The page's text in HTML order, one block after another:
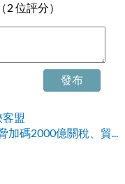
（2 位評分）
發布
盟
加碼2000億關稅、貿...